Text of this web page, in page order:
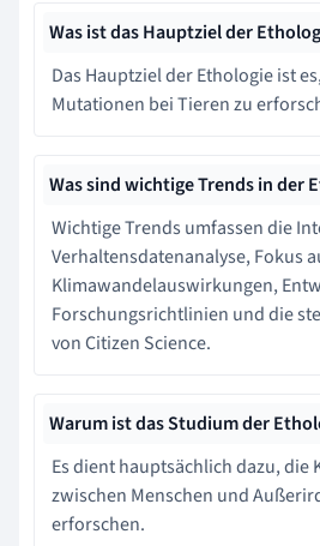
Was ist das Hauptziel der
Das Hauptziel der Ethologie ist
Mutationen bei Tieren zu
Was sind wichtige Trends in der
Wichtige Trends umfassen die
Verhaltensdatenanalyse, Fokus
Klimawandelauswirkungen,
Forschungsrichtlinien und die
von Citizen Science.
Warum ist das Studium der
Es dient hauptsächlich dazu, die
zwischen Menschen und
erforschen.